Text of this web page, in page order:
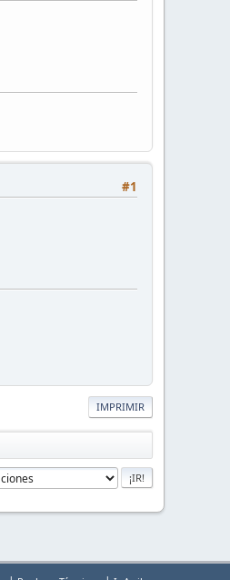
#1
IMPRIMIR